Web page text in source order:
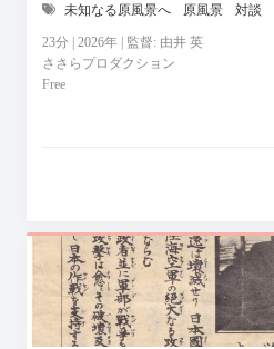
未知なる原風景へ
原風景 対談
23分 | 2026年 | 監督: 由井 英
ささらプロダクション
Free